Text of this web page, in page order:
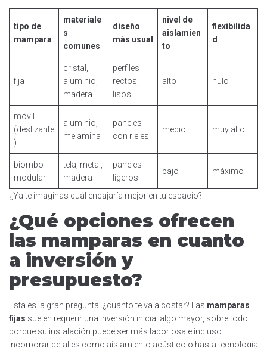
tipo de
mampara
materiale
s
comunes
diseño
más usual
nivel de
aislamien
to
flexibilida
d
fija
cristal,
aluminio,
madera
perfiles
rectos,
lisos
alto nulo
móvil
(deslizante
)
aluminio,
melamina
paneles
con rieles
medio muy alto
biombo
modular
tela, metal,
madera
paneles
ligeros
bajo máximo
¿Ya te imaginas cuál encajaría mejor en tu espacio?
¿Qué opciones ofrecen
las mamparas en cuanto
a inversión y
presupuesto?
Esta es la gran pregunta: ¿cuánto te va a costar? Las mamparas
fijas suelen requerir una inversión inicial algo mayor, sobre todo
porque su instalación puede ser más laboriosa e incluso
incorporar detalles como aislamiento acústico o hasta tecnología